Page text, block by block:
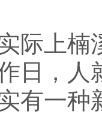
上楠
日，人
有一种